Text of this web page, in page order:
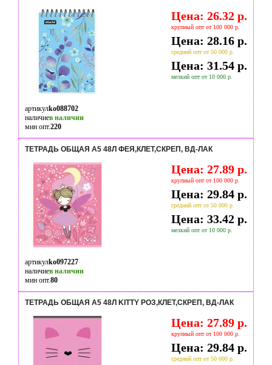
Цена: 26.32 р.
крупный опт от 100 000 р.
Цена: 28.16 р.
средний опт от 50 000 р.
Цена: 31.54 р.
мелкий опт от 10 000 р.
артикулko088702
наличиев наличии
мин опт.220
ТЕТРАДЬ ОБЩАЯ А5 48Л ФЕЯ,КЛЕТ,СКРЕП, ВД-ЛАК
Цена: 27.89 р.
крупный опт от 100 000 р.
Цена: 29.84 р.
средний опт от 50 000 р.
Цена: 33.42 р.
мелкий опт от 10 000 р.
артикулko097227
наличиев наличии
мин опт.80
ТЕТРАДЬ ОБЩАЯ А5 48Л KITTY РОЗ,КЛЕТ,СКРЕП, ВД-ЛАК
Цена: 27.89 р.
крупный опт от 100 000 р.
Цена: 29.84 р.
средний опт от 50 000 р.